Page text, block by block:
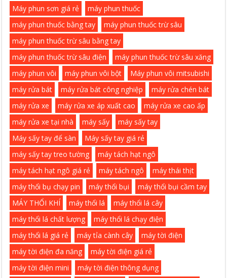
Máy phun sơn giá rẻ
máy phun thuốc
máy phun thuốc bằng tay
máy phun thuốc trừ sâu
máy phun thuốc trừ sâu bằng tay
máy phun thuốc trừ sâu điện
máy phun thuốc trừ sâu xăng
máy phun vôi
máy phun vôi bột
Máy phun vôi mitsubishi
máy rửa bát
máy rửa bát công nghiệp
máy rửa chén bát
máy rửa xe
máy rửa xe áp xuất cao
máy rửa xe cao ấp
máy rửa xe tại nhà
máy sấy
máy sấy tay
Máy sấy tay để sàn
Máy sấy tay giá rẻ
máy sấy tay treo tường
máy tách hạt ngô
máy tách hạt ngô giá rẻ
máy tách ngô
máy thái thịt
máy thổi bụ chạy pin
máy thổi bụi
máy thổi bụi cầm tay
MÁY THỔI KHÍ
máy thổi lá
máy thổi lá cây
máy thổi lá chất lượng
máy thổi lá chạy điện
máy thổi lá giá rẻ
máy tỉa cành cây
máy tời điện
máy tời điện đa năng
máy tời điện giá rẻ
máy tời điện mini
máy tời điện thông dụng